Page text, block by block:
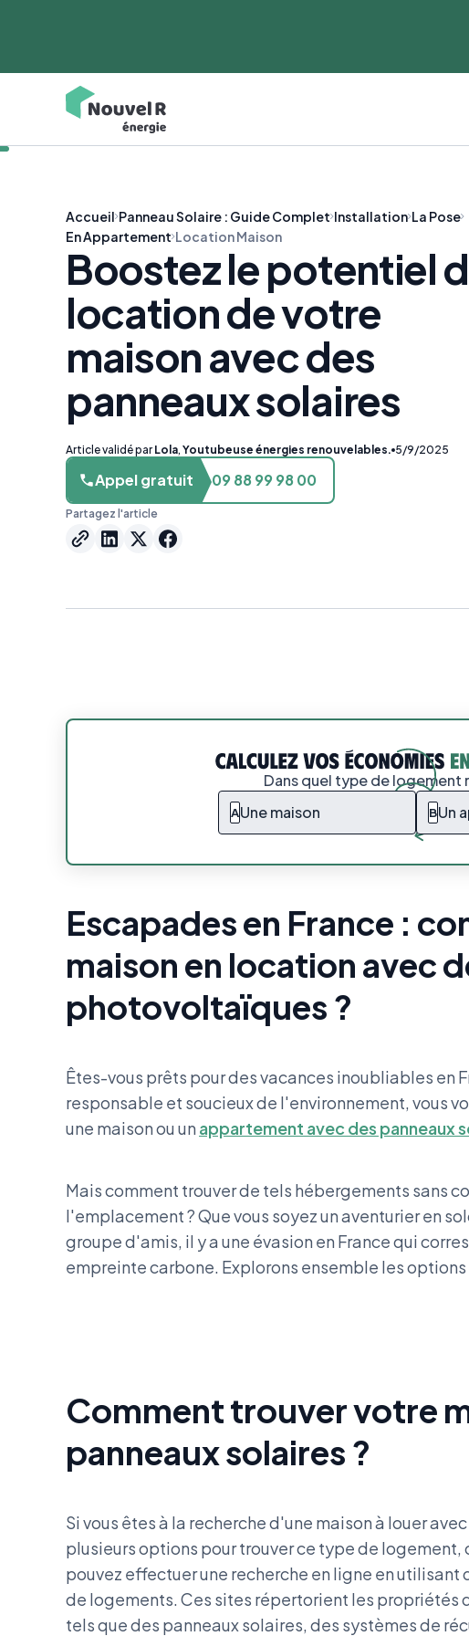
Accueil Panneau Solaire : Guide Complet Installation La Pose
En Appartement Location Maison
Boostez le potentiel
location de votre
maison avec des
panneaux solaires
Article validé par Lola, Youtubeuse énergies renouvelables. 5/9/2025
Appel gratuit 09 88 99 98 00
Partagez l'article
Dans quel type de logement
AUne maison BUn
Escapades en France :
maison en location avec
photovoltaïques ?
Êtes-vous prêts pour des vacances inoubliables en
responsable et soucieux de l'environnement, vous
une maison ou un appartement avec des panneaux
Mais comment trouver de tels hébergements sans
l'emplacement ? Que vous soyez un aventurier en
groupe d'amis, il y a une évasion en France qui
empreinte carbone. Explorons ensemble les options
Comment trouver votre
panneaux solaires ?
Si vous êtes à la recherche d'une maison à louer
plusieurs options pour trouver ce type de logement,
pouvez effectuer une recherche en ligne en
de logements. Ces sites répertorient les propriétés
tels que des panneaux solaires, des systèmes de